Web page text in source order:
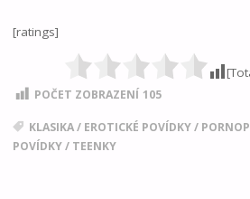
[ratings]
POČET ZOBRAZENÍ 105
KLASIKA/ EROTICKÉ POVÍDKY/
POVÍDKY/ TEENKY